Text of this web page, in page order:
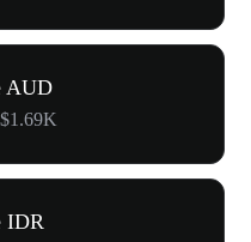
AUD
IDR